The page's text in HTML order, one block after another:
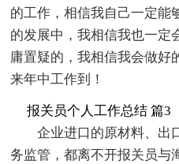
的工作，相信我自己一定能
的发展中，我相信我也一定
庸置疑的，我相信我会做好
来年中工作到！
报关员个人工作总结 篇3
企业进口的原材料、出
务监管，都离不开报关员与